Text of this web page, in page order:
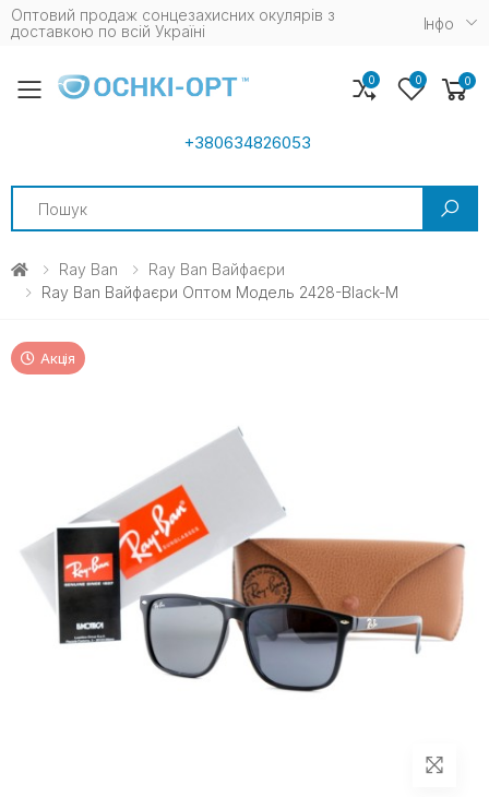
Оптовий продаж сонцезахисних окулярів з
доставкою по всій Україні
Iнфо
Toggle mobile menu
+380634826053
Search
0 0 0
Ray Ban
Ray Ban Вайфаєри
Ray Ban Вайфаєри Оптом Модель 2428-Black-M
Акція